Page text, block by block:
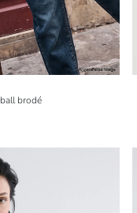
brodé